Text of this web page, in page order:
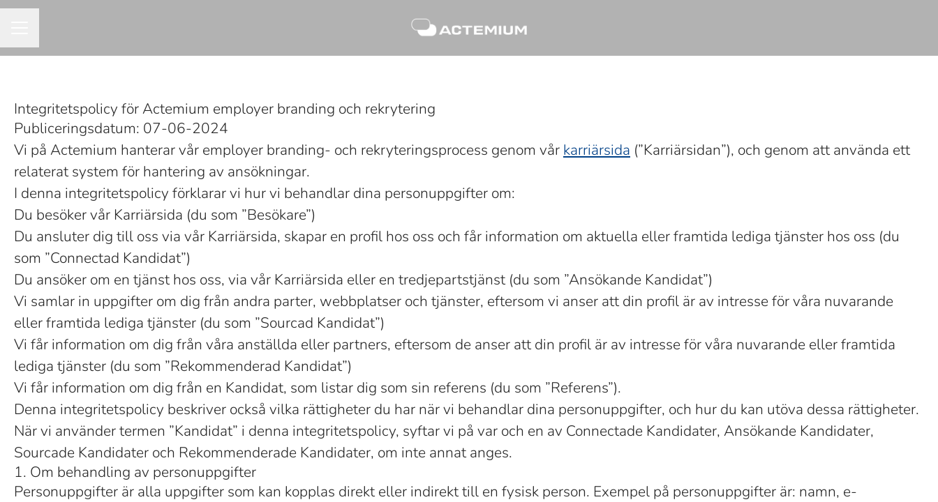
Integritetspolicy för Actemium employer branding och rekrytering
Publiceringsdatum: 07-06-2024
Vi på Actemium hanterar vår employer branding- och rekryteringsprocess genom vår karriärsida (”Karriärsidan”), och genom att använda ett
relaterat system för hantering av ansökningar.
I denna integritetspolicy förklarar vi hur vi behandlar dina personuppgifter om:
Du besöker vår Karriärsida (du som ”Besökare”)
Du ansluter dig till oss via vår Karriärsida, skapar en profil hos oss och får information om aktuella eller framtida lediga tjänster hos oss (du
som ”Connectad Kandidat”)
Du ansöker om en tjänst hos oss, via vår Karriärsida eller en tredjepartstjänst (du som ”Ansökande Kandidat”)
Vi samlar in uppgifter om dig från andra parter, webbplatser och tjänster, eftersom vi anser att din profil är av intresse för våra nuvarande
eller framtida lediga tjänster (du som ”Sourcad Kandidat”)
Vi får information om dig från våra anställda eller partners, eftersom de anser att din profil är av intresse för våra nuvarande eller framtida
lediga tjänster (du som ”Rekommenderad Kandidat”)
Vi får information om dig från en Kandidat, som listar dig som sin referens (du som ”Referens”).
Denna integritetspolicy beskriver också vilka rättigheter du har när vi behandlar dina personuppgifter, och hur du kan utöva dessa rättigheter.
När vi använder termen ”Kandidat” i denna integritetspolicy, syftar vi på var och en av Connectade Kandidater, Ansökande Kandidater,
Sourcade Kandidater och Rekommenderade Kandidater, om inte annat anges.
1. Om behandling av personuppgifter
Personuppgifter är alla uppgifter som kan kopplas direkt eller indirekt till en fysisk person. Exempel på personuppgifter är: namn, e-